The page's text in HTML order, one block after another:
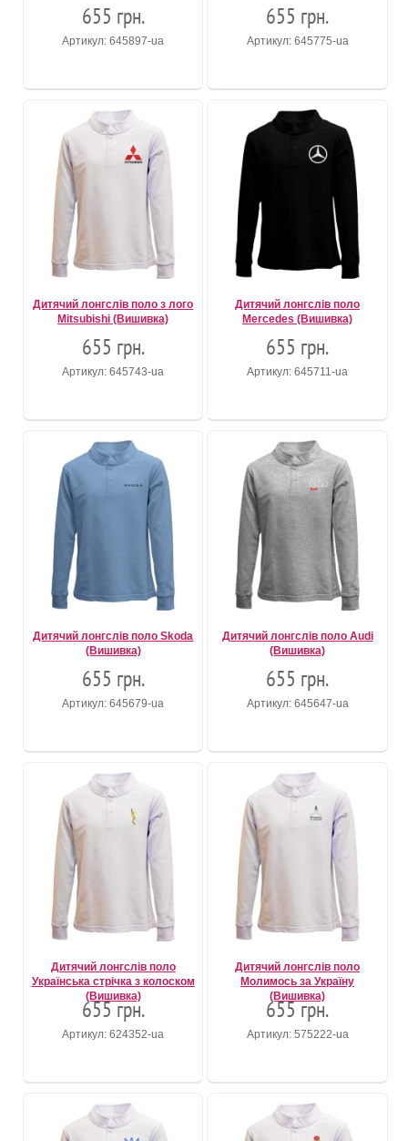
655 грн.
Артикул: 645897-ua
655 грн.
Артикул: 645775-ua
Дитячий лонгслів поло з лого
Mitsubishi (Вишивка)
655 грн.
Артикул: 645743-ua
Дитячий лонгслів поло
Mercedes (Вишивка)
655 грн.
Артикул: 645711-ua
Дитячий лонгслів поло Skoda
(Вишивка)
655 грн.
Артикул: 645679-ua
Дитячий лонгслів поло Audi
(Вишивка)
655 грн.
Артикул: 645647-ua
Дитячий лонгслів поло
Українська стрічка з колоском
(Вишивка)
655 грн.
Артикул: 624352-ua
Дитячий лонгслів поло
Молимось за Україну
(Вишивка)
655 грн.
Артикул: 575222-ua